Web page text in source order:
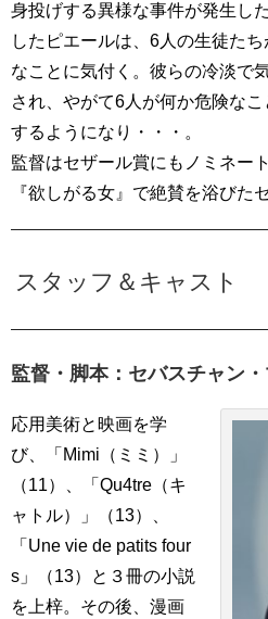
身投げする異様な事件が発生し
したピエールは、6人の生徒た
なことに気付く。彼らの冷淡で
され、やがて6人が何か危険な
するようになり・・・。
監督はセザール賞にもノミネー
『欲しがる女』で絶賛を浴びた
スタッフ＆キャスト
監督・脚本：セバスチャン
応用美術と映画を学
び、「Mimi（ミミ）」
（11）、「Qu4tre（キ
ャトル）」（13）、
「Une vie de patits four
s」（13）と３冊の小説
を上梓。その後、漫画